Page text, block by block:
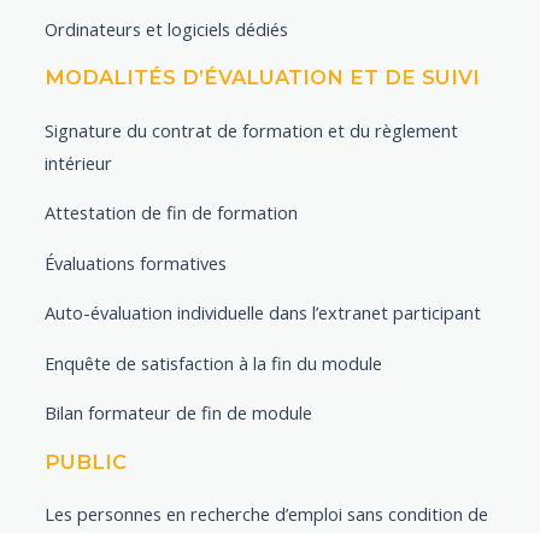
Ordinateurs et logiciels dédiés
MODALITÉS D’ÉVALUATION ET DE SUIVI
Signature du contrat de formation et du règlement
intérieur
Attestation de fin de formation
Évaluations formatives
Auto-évaluation individuelle dans l’extranet participant
Enquête de satisfaction à la fin du module
Bilan formateur de fin de module
PUBLIC
Les personnes en recherche d’emploi sans condition de